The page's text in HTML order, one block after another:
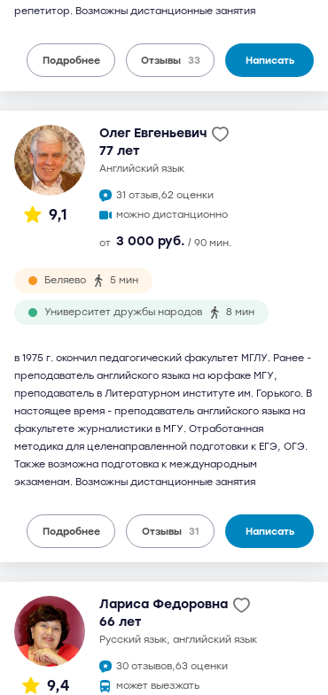
репетитор. Возможны дистанционные занятия
Подробнее Отзывы 33 Написать
9,1
Олег Евгеньевич
77 лет
английский язык
31 отзыв,62 оценки
можно дистанционно
от 3 000 руб. / 90 мин.
Беляево 5 мин
Университет дружбы народов 8 мин
в 1975 г. окончил педагогический факультет МГЛУ. Ранее -
преподаватель английского языка на юрфаке МГУ,
преподаватель в Литературном институте им. Горького. В
настоящее время - преподаватель английского языка на
факультете журналистики в МГУ. Отработанная
методика для целенаправленной подготовки к ЕГЭ, ОГЭ.
Также возможна подготовка к международным
экзаменам. Возможны дистанционные занятия
Подробнее Отзывы 31 Написать
9,4
Лариса Федоровна
66 лет
русский язык, английский язык
30 отзывов,63 оценки
может выезжать